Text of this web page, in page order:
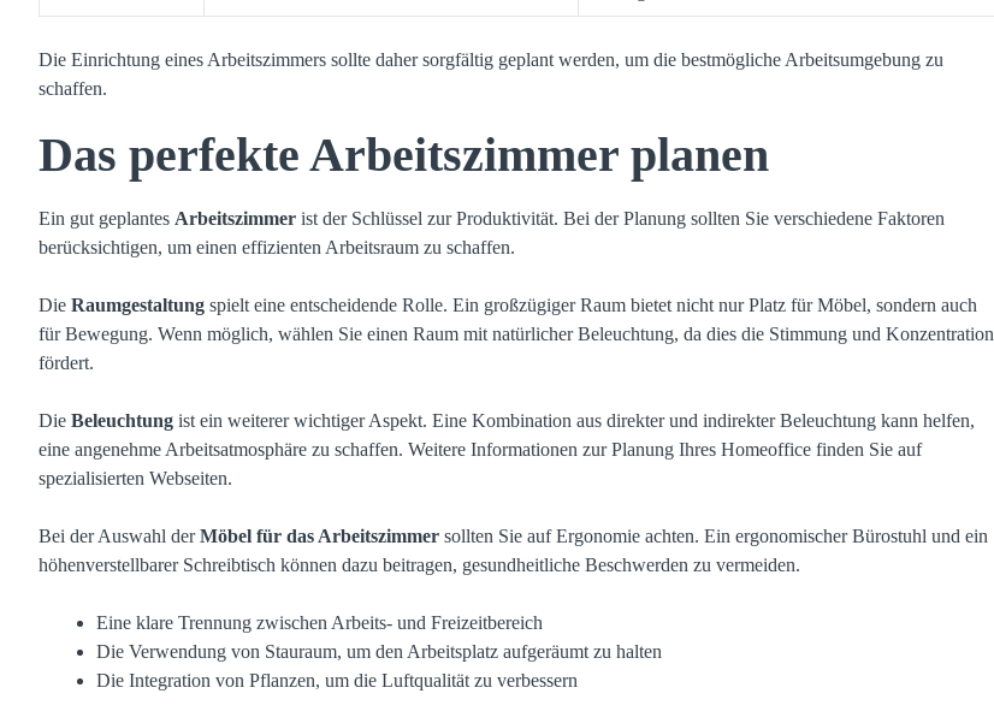
Die Einrichtung eines Arbeitszimmers sollte daher sorgfältig geplant werden, um die bestmögliche Arbeitsumgebung zu
schaffen.
Das perfekte Arbeitszimmer planen
Ein gut geplantes Arbeitszimmer ist der Schlüssel zur Produktivität. Bei der Planung sollten Sie verschiedene Faktoren
berücksichtigen, um einen effizienten Arbeitsraum zu schaffen.
Die Raumgestaltung spielt eine entscheidende Rolle. Ein großzügiger Raum bietet nicht nur Platz für Möbel, sondern auch
für Bewegung. Wenn möglich, wählen Sie einen Raum mit natürlicher Beleuchtung, da dies die Stimmung und Konzentration
fördert.
Die Beleuchtung ist ein weiterer wichtiger Aspekt. Eine Kombination aus direkter und indirekter Beleuchtung kann helfen,
eine angenehme Arbeitsatmosphäre zu schaffen. Weitere Informationen zur Planung Ihres Homeoffice finden Sie auf
spezialisierten Webseiten.
Bei der Auswahl derMöbel für das Arbeitszimmer sollten Sie auf Ergonomie achten. Ein ergonomischer Bürostuhl und ein
höhenverstellbarer Schreibtisch können dazu beitragen, gesundheitliche Beschwerden zu vermeiden.
Eine klare Trennung zwischen Arbeits- und Freizeitbereich
Die Verwendung von Stauraum, um den Arbeitsplatz aufgeräumt zu halten
Die Integration von Pflanzen, um die Luftqualität zu verbessern